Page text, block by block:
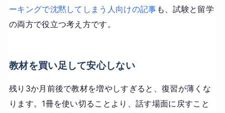
ーキングで沈黙してしまう人向けの記事 も、試験と留学
の両方で役立つ考え方です。
教材を買い足して安心しない
残り3か月前後で教材を増やしすぎると、復習が薄くな
ります。1冊を使い切ることより、話す場面に戻すこと